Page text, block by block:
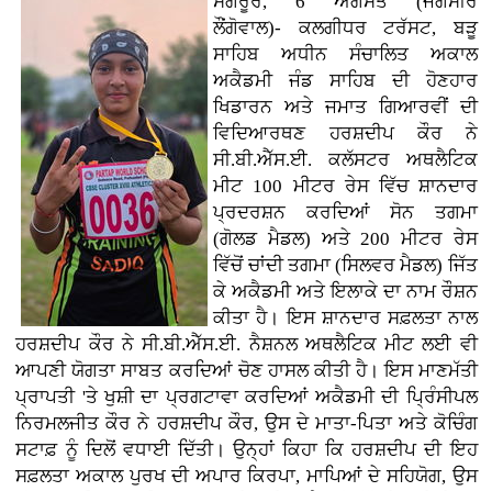
ਲੌਂਗੋਵਾਲ)- ਕਲਗੀਧਰ ਟਰੱਸਟ, ਬੜੂ
ਸਾਹਿਬ ਅਧੀਨ ਸੰਚਾਲਿਤ ਅਕਾਲ
ਅਕੈਡਮੀ ਜੰਡ ਸਾਹਿਬ ਦੀ ਹੋਣਹਾਰ
ਖਿਡਾਰਨ ਅਤੇ ਜਮਾਤ ਗਿਆਰਵੀਂ ਦੀ
ਵਿਦਿਆਰਥਣ ਹਰਸ਼ਦੀਪ ਕੌਰ ਨੇ
ਸੀ.ਬੀ.ਐੱਸ.ਈ. ਕਲੱਸਟਰ ਅਥਲੈਟਿਕ
ਮੀਟ 100 ਮੀਟਰ ਰੇਸ ਵਿੱਚ ਸ਼ਾਨਦਾਰ
ਪ੍ਰਦਰਸ਼ਨ ਕਰਦਿਆਂ ਸੋਨ ਤਗਮਾ
(ਗੋਲਡ ਮੈਡਲ) ਅਤੇ 200 ਮੀਟਰ ਰੇਸ
ਵਿੱਚੋਂ ਚਾਂਦੀ ਤਗਮਾ (ਸਿਲਵਰ ਮੈਡਲ) ਜਿੱਤ
ਕੇ ਅਕੈਡਮੀ ਅਤੇ ਇਲਾਕੇ ਦਾ ਨਾਮ ਰੌਸ਼ਨ
ਕੀਤਾ ਹੈ। ਇਸ ਸ਼ਾਨਦਾਰ ਸਫ਼ਲਤਾ ਨਾਲ
ਹਰਸ਼ਦੀਪ ਕੌਰ ਨੇ ਸੀ.ਬੀ.ਐੱਸ.ਈ. ਨੈਸ਼ਨਲ ਅਥਲੈਟਿਕ ਮੀਟ ਲਈ ਵੀ
ਆਪਣੀ ਯੋਗਤਾ ਸਾਬਤ ਕਰਦਿਆਂ ਚੋਣ ਹਾਸਲ ਕੀਤੀ ਹੈ। ਇਸ ਮਾਣਮੱਤੀ
ਪ੍ਰਾਪਤੀ 'ਤੇ ਖੁਸ਼ੀ ਦਾ ਪ੍ਰਗਟਾਵਾ ਕਰਦਿਆਂ ਅਕੈਡਮੀ ਦੀ ਪ੍ਰਿੰਸੀਪਲ
ਨਿਰਮਲਜੀਤ ਕੌਰ ਨੇ ਹਰਸ਼ਦੀਪ ਕੌਰ, ਉਸ ਦੇ ਮਾਤਾ-ਪਿਤਾ ਅਤੇ ਕੋਚਿੰਗ
ਸਟਾਫ਼ ਨੂੰ ਦਿਲੋਂ ਵਧਾਈ ਦਿੱਤੀ। ਉਨ੍ਹਾਂ ਕਿਹਾ ਕਿ ਹਰਸ਼ਦੀਪ ਦੀ ਇਹ
ਸਫ਼ਲਤਾ ਅਕਾਲ ਪੁਰਖ ਦੀ ਅਪਾਰ ਕਿਰਪਾ, ਮਾਪਿਆਂ ਦੇ ਸਹਿਯੋਗ, ਉਸ